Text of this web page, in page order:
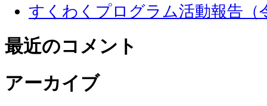
すくわくプログラム活動報告（
最近のコメント
アーカイブ